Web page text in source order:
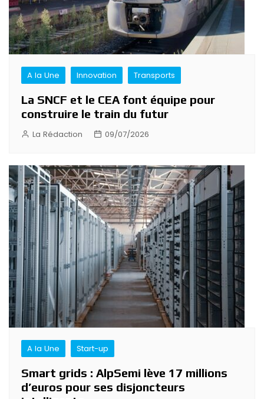
A la Une Innovation Transports
La SNCF et le CEA font équipe pour
construire le train du futur
La Rédaction 09/07/2026
A la Une Start-up
Smart grids : AlpSemi lève 17 millions
d’euros pour ses disjoncteurs